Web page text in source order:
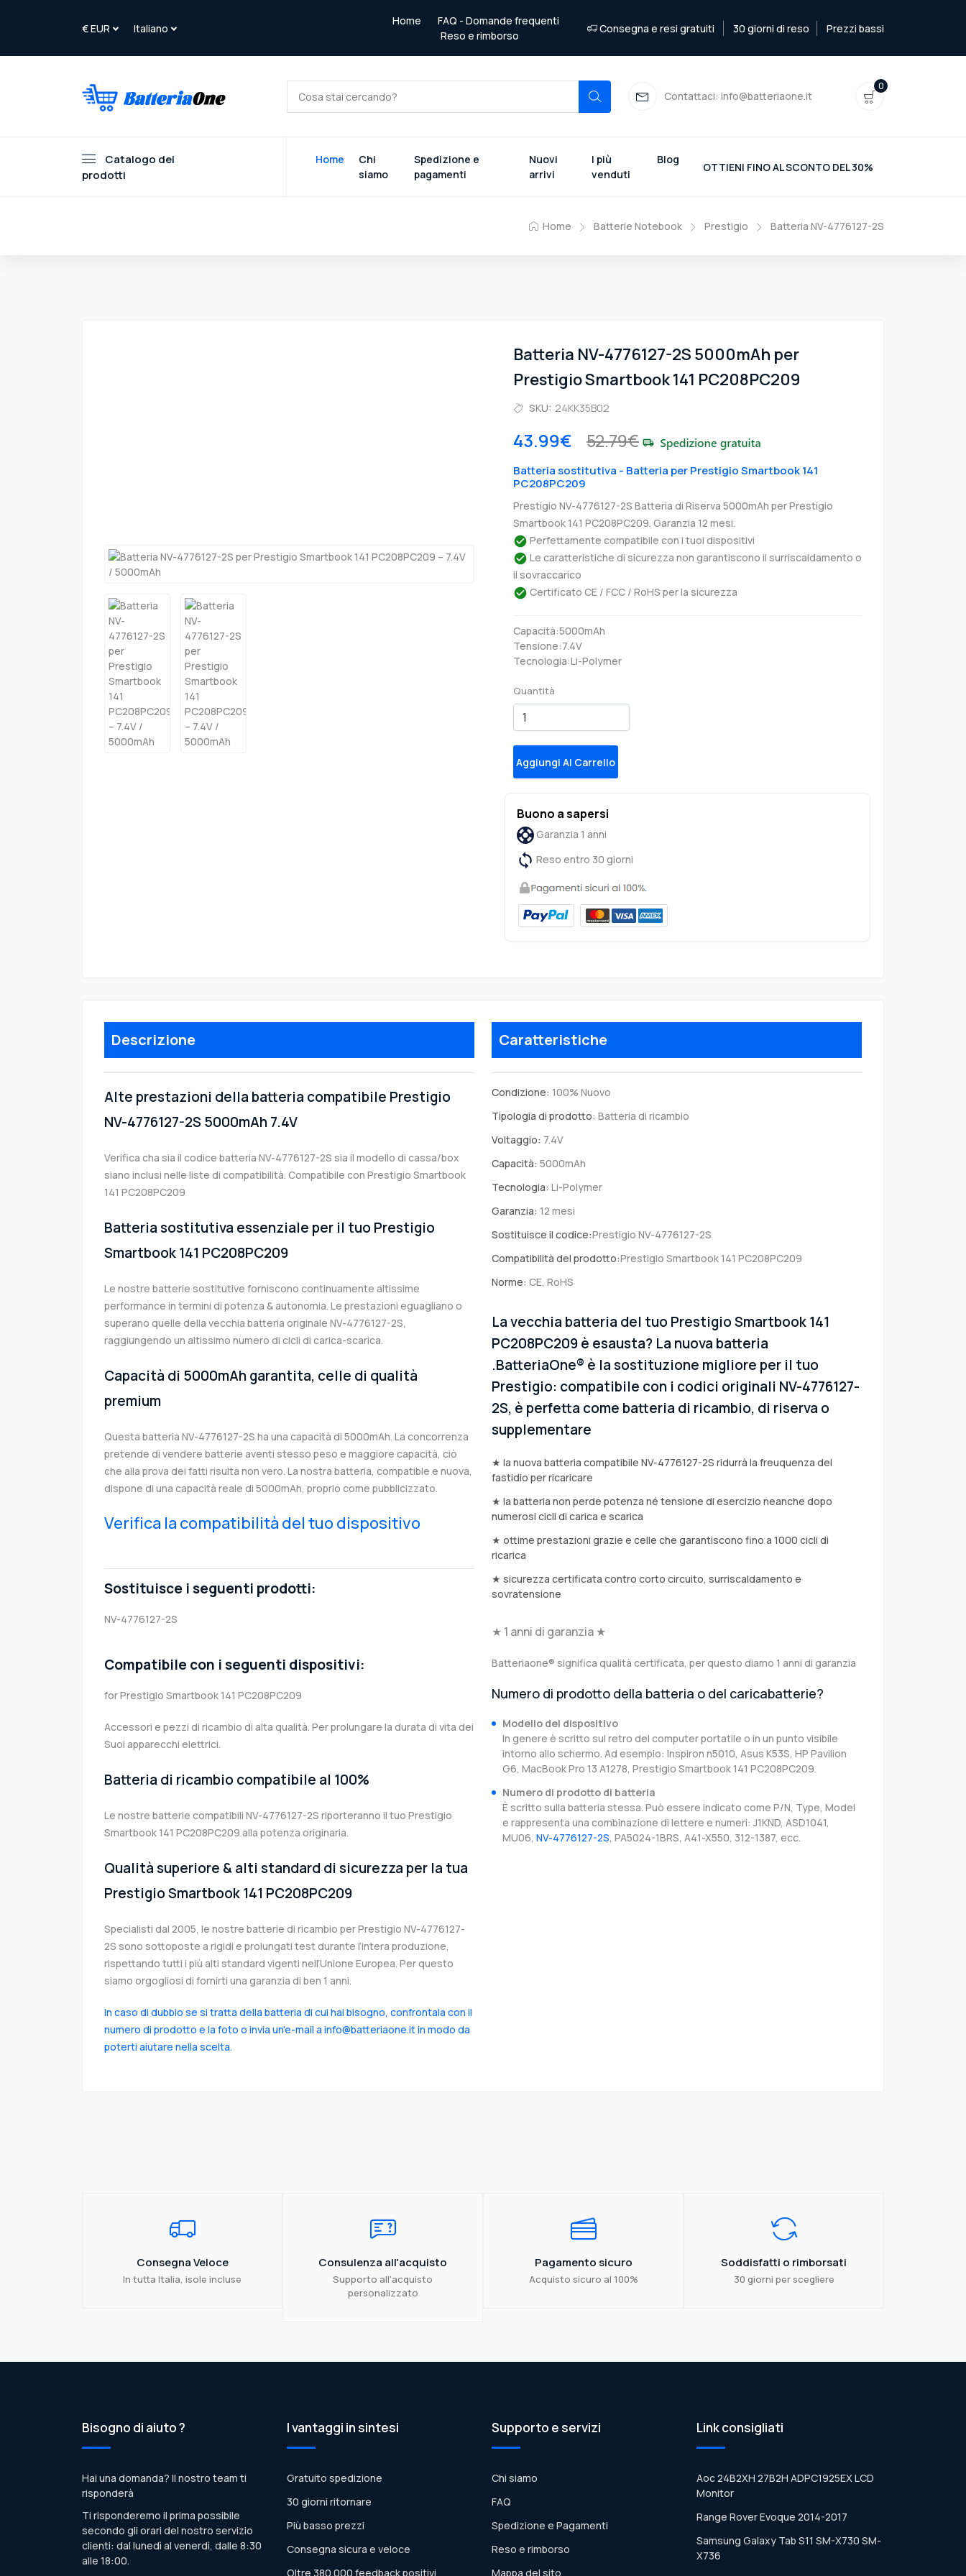
Home
FAQ - Domande frequenti
Reso e rimborso
Consegna e resi gratuiti 30 giorni di reso Prezzi bassi
Contattaci: info@batteriaone.it
0
Catalogo dei
prodotti
Home
Chi
siamo
Spedizione e
pagamenti
Nuovi
arrivi
I più
venduti
Blog
OTTIENI FINO AL SCONTO DEL 30%
Home Batterie Notebook Prestigio Batteria NV-4776127-2S
Batteria NV-4776127-2S 5000mAh per
Prestigio Smartbook 141 PC208PC209
SKU: 24KK35B02
43.99€ 52.79€
Batteria sostitutiva - Batteria per Prestigio Smartbook 141
PC208PC209
Prestigio NV-4776127-2S Batteria di Riserva 5000mAh per Prestigio
Smartbook 141 PC208PC209. Garanzia 12 mesi.
Perfettamente compatibile con i tuoi dispositivi
Le caratteristiche di sicurezza non garantiscono il surriscaldamento o
il sovraccarico
Certificato CE / FCC / RoHS per la sicurezza
Capacità:5000mAh
Tensione:7.4V
Tecnologia:Li-Polymer
Quantità
Aggiungi Al Carrello
Buono a sapersi
Garanzia 1 anni
Reso entro 30 giorni
Descrizione
Alte prestazioni della batteria compatibile Prestigio
NV-4776127-2S 5000mAh 7.4V
Verifica cha sia il codice batteria NV-4776127-2S sia il modello di cassa/box
siano inclusi nelle liste di compatibilità. Compatibile con Prestigio Smartbook
141 PC208PC209
Batteria sostitutiva essenziale per il tuo Prestigio
Smartbook 141 PC208PC209
Le nostre batterie sostitutive forniscono continuamente altissime
performance in termini di potenza & autonomia. Le prestazioni eguagliano o
superano quelle della vecchia batteria originale NV-4776127-2S,
raggiungendo un altissimo numero di cicli di carica-scarica.
Capacità di 5000mAh garantita, celle di qualità
premium
Questa batteria NV-4776127-2S ha una capacità di 5000mAh. La concorrenza
pretende di vendere batterie aventi stesso peso e maggiore capacità, ciò
che alla prova dei fatti risulta non vero. La nostra batteria, compatible e nuova,
dispone di una capacità reale di 5000mAh, proprio come pubblicizzato.
Verifica la compatibilità del tuo dispositivo
Sostituisce i seguenti prodotti:
NV-4776127-2S
Compatibile con i seguenti dispositivi:
for Prestigio Smartbook 141 PC208PC209
Accessori e pezzi di ricambio di alta qualità. Per prolungare la durata di vita dei
Suoi apparecchi elettrici.
Batteria di ricambio compatibile al 100%
Le nostre batterie compatibili NV-4776127-2S riporteranno il tuo Prestigio
Smartbook 141 PC208PC209 alla potenza originaria.
Qualità superiore & alti standard di sicurezza per la tua
Prestigio Smartbook 141 PC208PC209
Specialisti dal 2005, le nostre batterie di ricambio per Prestigio NV-4776127-
2S sono sottoposte a rigidi e prolungati test durante l’intera produzione,
rispettando tutti i più alti standard vigenti nell’Unione Europea. Per questo
siamo orgogliosi di fornirti una garanzia di ben 1 anni.
In caso di dubbio se si tratta della batteria di cui hai bisogno, confrontala con il
numero di prodotto e la foto o invia un'e-mail a info@batteriaone.it in modo da
poterti aiutare nella scelta.
Caratteristiche
Condizione: 100% Nuovo
Tipologia di prodotto: Batteria di ricambio
Voltaggio: 7.4V
Capacità: 5000mAh
Tecnologia: Li-Polymer
Garanzia: 12 mesi
Sostituisce il codice:Prestigio NV-4776127-2S
Compatibilità del prodotto:Prestigio Smartbook 141 PC208PC209
Norme: CE, RoHS
La vecchia batteria del tuo Prestigio Smartbook 141
PC208PC209 è esausta? La nuova batteria
.BatteriaOne® è la sostituzione migliore per il tuo
Prestigio: compatibile con i codici originali NV-4776127-
2S, è perfetta come batteria di ricambio, di riserva o
supplementare
★ la nuova batteria compatibile NV-4776127-2S ridurrà la freuquenza del
fastidio per ricaricare
★ la batteria non perde potenza né tensione di esercizio neanche dopo
numerosi cicli di carica e scarica
★ ottime prestazioni grazie e celle che garantiscono fino a 1000 cicli di
ricarica
★ sicurezza certificata contro corto circuito, surriscaldamento e
sovratensione
★ 1 anni di garanzia ★
Batteriaone® significa qualità certificata, per questo diamo 1 anni di garanzia
Numero di prodotto della batteria o del caricabatterie?
Modello del dispositivo
In genere è scritto sul retro del computer portatile o in un punto visibile
intorno allo schermo. Ad esempio: Inspiron n5010, Asus K53S, HP Pavilion
G6, MacBook Pro 13 A1278, Prestigio Smartbook 141 PC208PC209.
Numero di prodotto di batteria
È scritto sulla batteria stessa. Può essere indicato come P/N, Type, Model
e rappresenta una combinazione di lettere e numeri: J1KND, ASD1041,
MU06, NV-4776127-2S, PA5024-1BRS, A41-X550, 312-1387, ecc.
Consegna Veloce
In tutta Italia, isole incluse
Consulenza all'acquisto
Supporto all'acquisto
personalizzato
Pagamento sicuro
Acquisto sicuro al 100%
Soddisfatti o rimborsati
30 giorni per scegliere
Bisogno di aiuto ?
Hai una domanda? Il nostro team ti
risponderà
Ti risponderemo il prima possibile
secondo gli orari del nostro servizio
clienti: dal lunedì al venerdì, dalle 8:30
alle 18:00.
I vantaggi in sintesi
Gratuito spedizione
30 giorni ritornare
Più basso prezzi
Consegna sicura e veloce
Oltre 380.000 feedback positivi
Supporto e servizi
Chi siamo
FAQ
Spedizione e Pagamenti
Reso e rimborso
Mappa del sito
Link consigliati
Aoc 24B2XH 27B2H ADPC1925EX LCD
Monitor
Range Rover Evoque 2014-2017
Samsung Galaxy Tab S11 SM-X730 SM-
X736